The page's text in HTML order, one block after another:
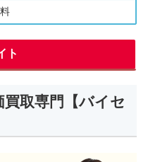
ト
取専門【バイセ